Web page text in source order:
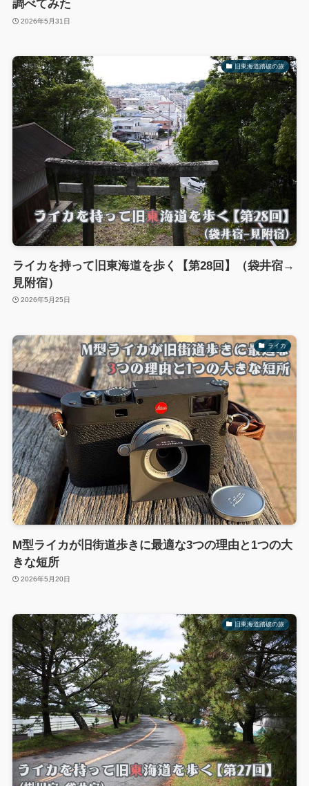
調べてみた
2026年5月31日
旧東海道踏破の旅
ライカを持って旧東海道を歩く【第28回】（袋井宿→
見附宿）
2026年5月25日
ライカ
M型ライカが旧街道歩きに最適な3つの理由と1つの大
きな短所
2026年5月20日
旧東海道踏破の旅